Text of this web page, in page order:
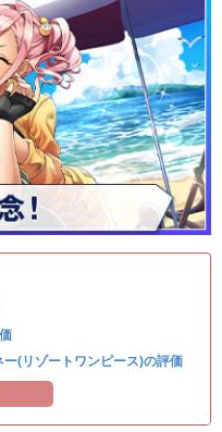
ー(リゾートワンピース)の評価